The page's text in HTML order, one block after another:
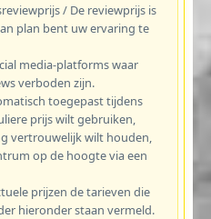
/ De reviewprijs is
plan bent uw ervaring te
media-platforms waar
verboden zijn.
toegepast tijdens
prijs wilt gebruiken,
vertrouwelijk wilt houden,
op de hoogte via een
prijzen de tarieven die
hieronder staan vermeld.